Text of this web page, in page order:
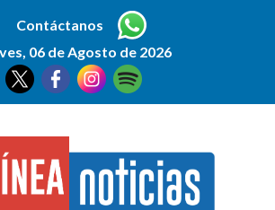
Contáctanos
06 de Agosto de 2026